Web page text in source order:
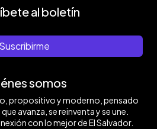
al boletín
Suscribirme
somos
propositivo y moderno, pensado
avanza, se reinventa y se une.
con lo mejor de El Salvador.